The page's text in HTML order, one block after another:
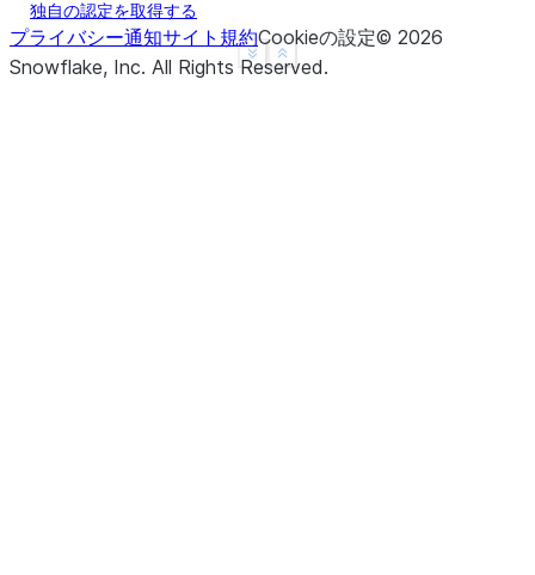
Show less
See more
独自の認定を取得する
プライバシー通知サイト規約Cookieの設定© 2026
Snowflake, Inc. All Rights Reserved.